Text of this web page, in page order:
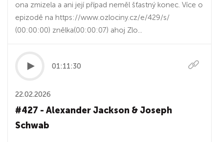
ona zmizela a ani její případ neměl šťastný konec. Více o
epizodě na https://www.ozlociny.cz/e/429/s/
(00:00:00) znělka(00:00:07) ahoj Zlo...
01:11:30
22.02.2026
#427 - Alexander Jackson & Joseph
Schwab